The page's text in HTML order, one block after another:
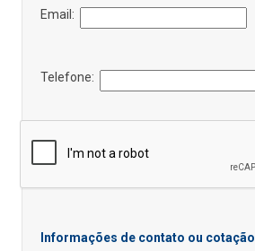
Email:
Telefone:
Informações de contato ou cotação